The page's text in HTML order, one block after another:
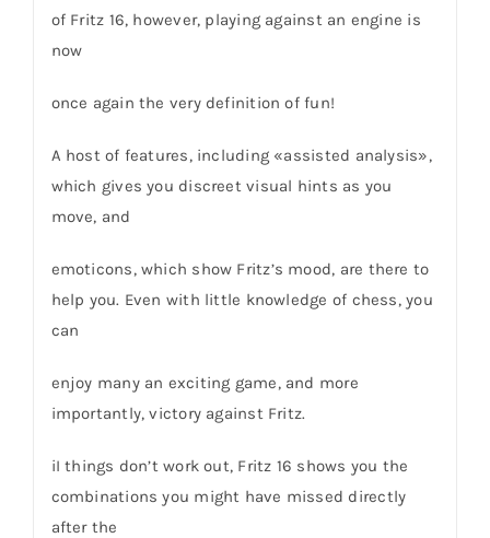
of Fritz 16, however, playing against an engine is
now
once again the very definition of fun!
A host of features, including «assisted analysis»,
which gives you discreet visual hints as you
move, and
emoticons, which show Fritz’s mood, are there to
help you. Even with little knowledge of chess, you
can
enjoy many an exciting game, and more
importantly, victory against Fritz.
iI things don’t work out, Fritz 16 shows you the
combinations you might have missed directly
after the